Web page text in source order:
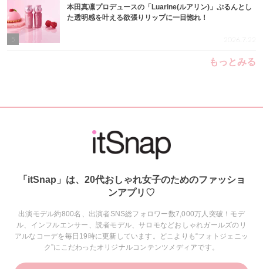
本田真凜プロデュースの「Luarine(ルアリン)」ぷるんとし
た透明感を叶える欲張りリップに一目惚れ！
2026.7.22
もっとみる
「itSnap」は、20代おしゃれ女子のためのファッショ
ンアプリ♡
出演モデル約800名、出演者SNS総フォロワー数7,000万人突破！モデ
ル、インフルエンサー、読者モデル、サロモなどおしゃれガールズのリ
アルなコーデを毎日19時に更新しています。どこよりも“フォトジェニッ
ク”にこだわったオリジナルコンテンツメディアです。